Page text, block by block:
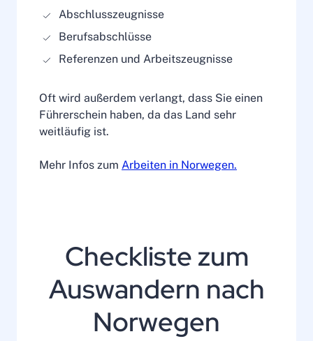
Abschlusszeugnisse
Berufsabschlüsse
Referenzen und Arbeitszeugnisse
Oft wird außerdem verlangt, dass Sie einen
Führerschein haben, da das Land sehr
weitläufig ist.
Mehr Infos zum Arbeiten in Norwegen.
Checkliste zum
Auswandern nach
Norwegen